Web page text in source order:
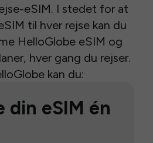
eSIM. I stedet for at
til hver rejse kan du
HelloGlobe eSIM og
hver gang du rejser.
kan du:
din eSIM én